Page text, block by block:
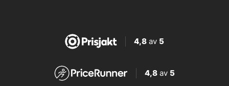
4,8av 5
4,8 av 5